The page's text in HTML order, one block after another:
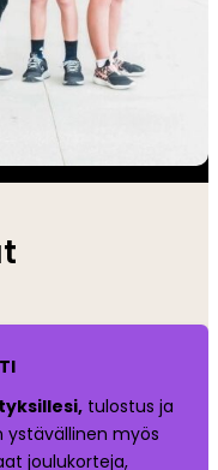
tulostus ja
ystävällinen myös
joulukorteja,